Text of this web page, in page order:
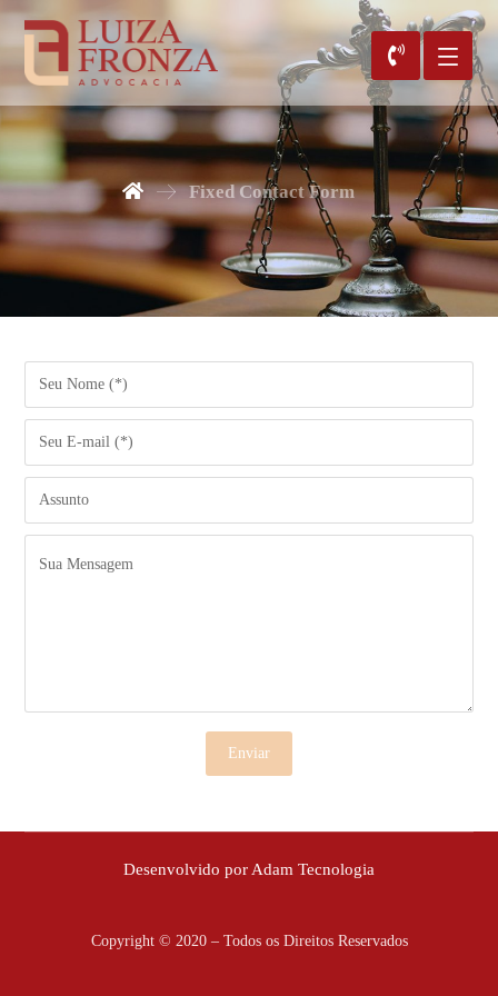
Fixed Contact Form
Enviar
Desenvolvido por Adam Tecnologia
Copyright © 2020 – Todos os Direitos Reservados